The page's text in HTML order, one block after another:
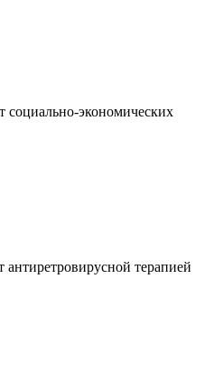
социально-экономических
терапией